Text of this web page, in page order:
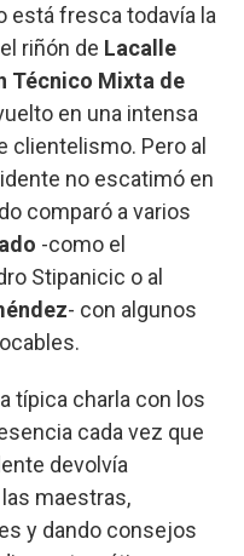
está fresca todavía la
riñón de Lacalle
Técnico Mixta de
en una intensa
clientelismo. Pero al
no escatimó en
comparó a varios
-como el
Stipanicic o al
- con algunos
típica charla con los
cada vez que
devolvía
maestras,
y dando consejos